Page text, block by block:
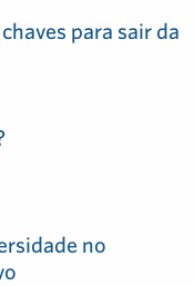
para sair da
no